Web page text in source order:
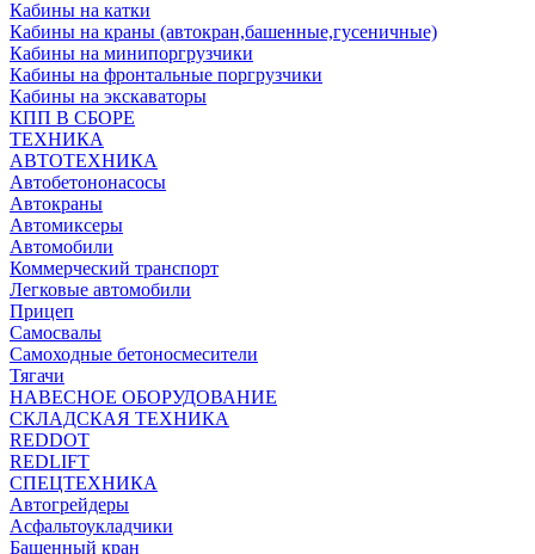
Кабины на катки
Кабины на краны (автокран,башенные,гусеничные)
Кабины на минипоргрузчики
Кабины на фронтальные поргрузчики
Кабины на экскаваторы
КПП В СБОРЕ
ТЕХНИКА
АВТОТЕХНИКА
Автобетононасосы
Автокраны
Автомиксеры
Автомобили
Коммерческий транспорт
Легковые автомобили
Прицеп
Самосвалы
Самоходные бетоносмесители
Тягачи
НАВЕСНОЕ ОБОРУДОВАНИЕ
СКЛАДСКАЯ ТЕХНИКА
REDDOT
REDLIFT
СПЕЦТЕХНИКА
Автогрейдеры
Асфальтоукладчики
Башенный кран